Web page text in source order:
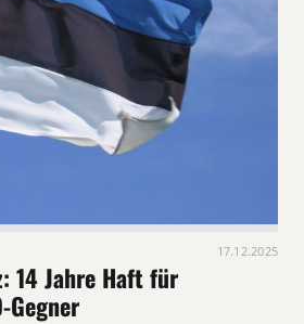
17.12.2025
14 Jahre Haft für
Gegner